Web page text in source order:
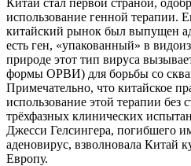
использование генной терапии.
китайский рынок был выпущен
есть ген, «упакованный» в
природе этот тип вируса
формы ОРВИ) для борьбы со
Примечательно, что китайское
использование этой терапии без
трёхфазных клинических
Джесси Гелсингера, погибшего
аденовирус, взволновала
Европу.